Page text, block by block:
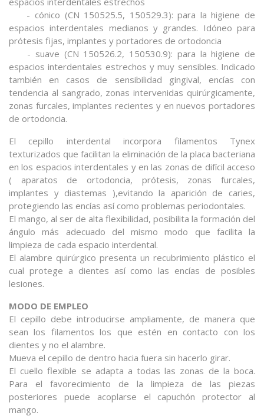
- cónico (CN 150525.5, 150529.3): para la higiene de
espacios interdentales medianos y grandes. Idóneo para
prótesis fijas, implantes y portadores de ortodoncia
- suave (CN 150526.2, 150530.9): para la higiene de
espacios interdentales estrechos y muy sensibles. Indicado
también en casos de sensibilidad gingival, encías con
tendencia al sangrado, zonas intervenidas quirúrgicamente,
zonas furcales, implantes recientes y en nuevos portadores
de ortodoncia.
El cepillo interdental incorpora filamentos Tynex
texturizados que facilitan la eliminación de la placa bacteriana
en los espacios interdentales y en las zonas de difícil acceso
( aparatos de ortodoncia, prótesis, zonas furcales,
implantes y diastemas ),evitando la aparición de caries,
protegiendo las encías así como problemas periodontales.
El mango, al ser de alta flexibilidad, posibilita la formación del
ángulo más adecuado del mismo modo que facilita la
limpieza de cada espacio interdental.
El alambre quirúrgico presenta un recubrimiento plástico el
cual protege a dientes así como las encías de posibles
lesiones.
MODO DE EMPLEO
El cepillo debe introducirse ampliamente, de manera que
sean los filamentos los que estén en contacto con los
dientes y no el alambre.
Mueva el cepillo de dentro hacia fuera sin hacerlo girar.
El cuello flexible se adapta a todas las zonas de la boca.
Para el favorecimiento de la limpieza de las piezas
posteriores puede acoplarse el capuchón protector al
mango.